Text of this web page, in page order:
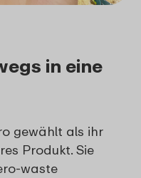
in eine
gewählt als ihr
Produkt. Sie
waste